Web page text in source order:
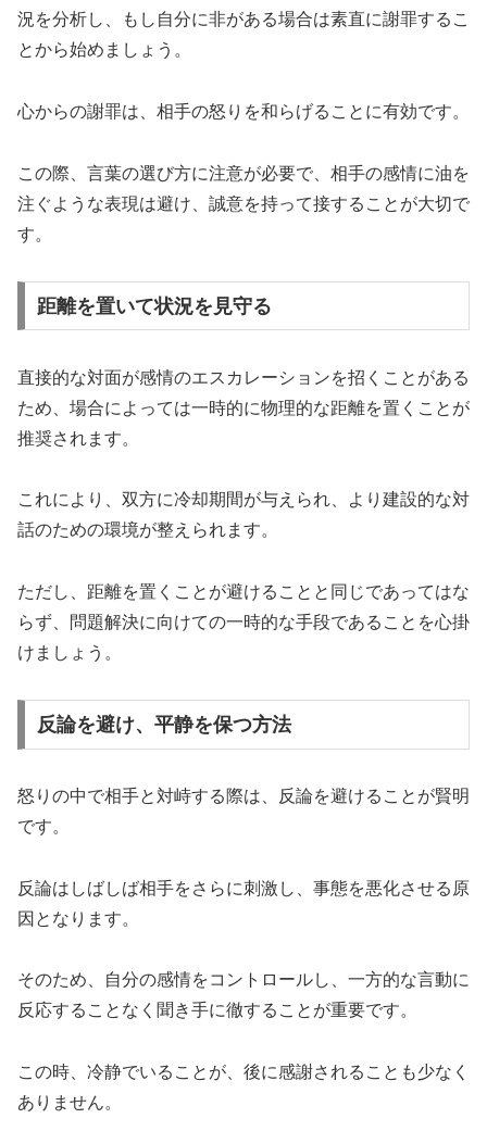
況を分析し、もし自分に非がある場合は素直に謝罪するこ
とから始めましょう。
心からの謝罪は、相手の怒りを和らげることに有効です。
この際、言葉の選び方に注意が必要で、相手の感情に油を
注ぐような表現は避け、誠意を持って接することが大切で
す。
距離を置いて状況を見守る
直接的な対面が感情のエスカレーションを招くことがある
ため、場合によっては一時的に物理的な距離を置くことが
推奨されます。
これにより、双方に冷却期間が与えられ、より建設的な対
話のための環境が整えられます。
ただし、距離を置くことが避けることと同じであってはな
らず、問題解決に向けての一時的な手段であることを心掛
けましょう。
反論を避け、平静を保つ方法
怒りの中で相手と対峙する際は、反論を避けることが賢明
です。
反論はしばしば相手をさらに刺激し、事態を悪化させる原
因となります。
そのため、自分の感情をコントロールし、一方的な言動に
反応することなく聞き手に徹することが重要です。
この時、冷静でいることが、後に感謝されることも少なく
ありません。